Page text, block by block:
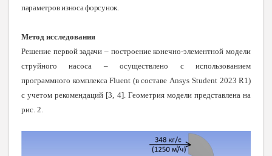
параметров износа форсунок.
Метод исследования
Решение первой задачи – построение конечно-элементной модели
струйного насоса – осуществлено с использованием
программного комплекса Fluent (в составе Ansys Student 2023 R1)
с учетом рекомендаций [3, 4]. Геометрия модели представлена на
рис. 2.